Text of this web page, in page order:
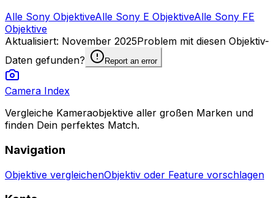
Alle Sony ObjektiveAlle Sony E ObjektiveAlle Sony FE
Objektive
Aktualisiert: November 2025Problem mit diesen Objektiv-
Daten gefunden?
Report an error
Camera Index
Vergleiche Kameraobjektive aller großen Marken und
finden Dein perfektes Match.
Navigation
Objektive vergleichenObjektiv oder Feature vorschlagen